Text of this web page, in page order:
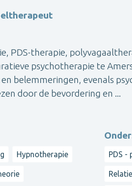
PDS-therapie,
psychotherapie te
belemmeringen, evenals
door de bevordering en ...
Hypnotherapie PDS -